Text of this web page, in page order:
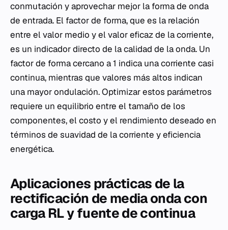
conmutación y aprovechar mejor la forma de onda
de entrada. El factor de forma, que es la relación
entre el valor medio y el valor eficaz de la corriente,
es un indicador directo de la calidad de la onda. Un
factor de forma cercano a 1 indica una corriente casi
continua, mientras que valores más altos indican
una mayor ondulación. Optimizar estos parámetros
requiere un equilibrio entre el tamaño de los
componentes, el costo y el rendimiento deseado en
términos de suavidad de la corriente y eficiencia
energética.
Aplicaciones prácticas de la
rectificación de media onda con
carga RL y fuente de continua